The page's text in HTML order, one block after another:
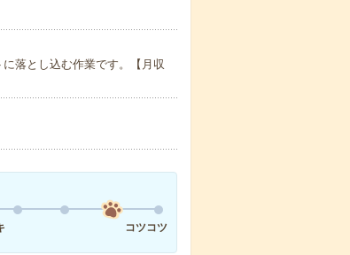
落とし込む作業です。【月収
コツコツ